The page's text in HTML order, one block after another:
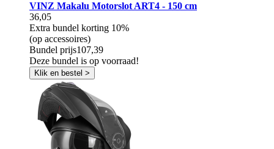
VINZ Makalu Motorslot ART4 - 150 cm
36,05
Extra bundel korting 10%
(op accessoires)
Bundel prijs107,39
Deze bundel is op voorraad!
Klik en bestel >